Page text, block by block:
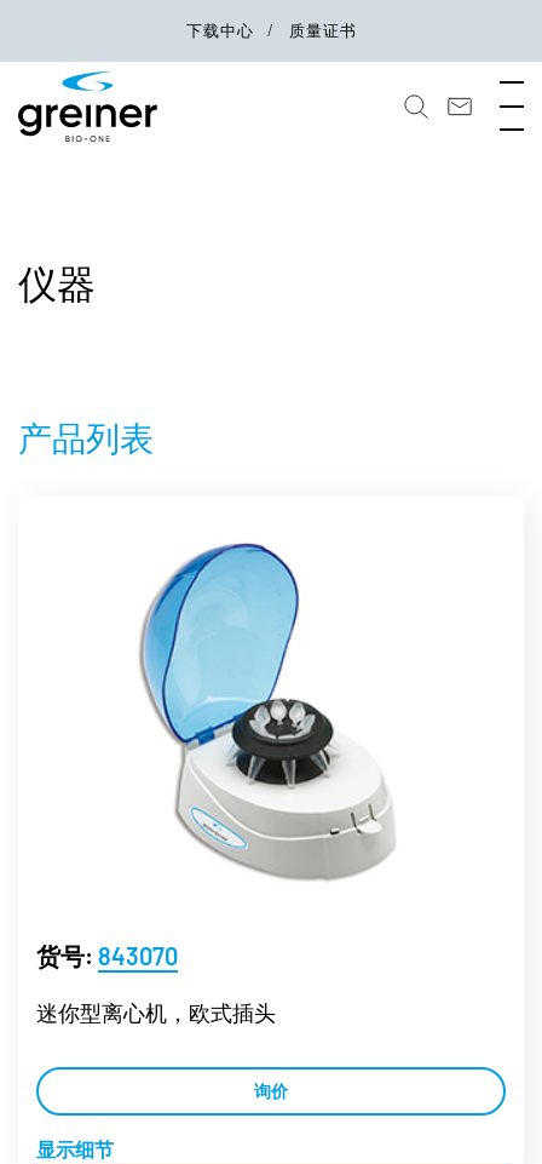
下载中心 质量证书
仪器
产品列表
货号: 843070
迷你型离心机，欧式插头
询价
显示细节